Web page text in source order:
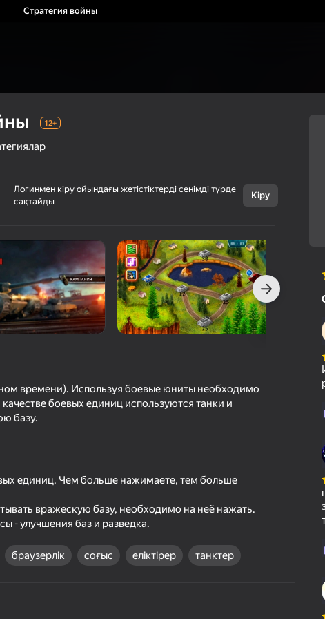
Стратегия войны
Стратегия
12+
3SG
Боевиктер
Стратегиялар
бағалау
Ойнау
12+
Логинмен кіру ойындағы жетістіктерді сенімді түрде
сақтайды
Кіру
времени). Используя боевые юниты необходимо
боевых единиц используются танки и
базу.
единиц. Чем больше нажимаете, тем больше
вражескую базу, необходимо на неё нажать.
- улучшения баз и разведка.
браузерлік соғыс еліктірер танктер